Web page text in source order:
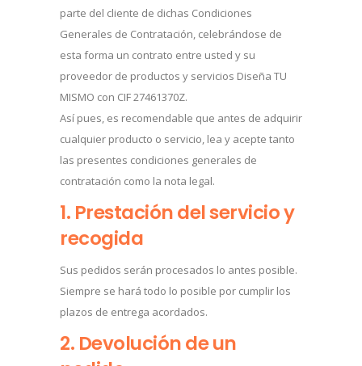
parte del cliente de dichas Condiciones
Generales de Contratación, celebrándose de
esta forma un contrato entre usted y su
proveedor de productos y servicios Diseña TU
MISMO con CIF 27461370Z.
Así pues, es recomendable que antes de adquirir
cualquier producto o servicio, lea y acepte tanto
las presentes condiciones generales de
contratación como la nota legal.
1. Prestación del servicio y
recogida
Sus pedidos serán procesados lo antes posible.
Siempre se hará todo lo posible por cumplir los
plazos de entrega acordados.
2. Devolución de un